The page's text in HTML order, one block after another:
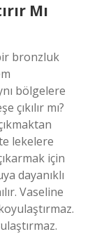
Mı
bronzluk
bölgelere
çıkılır mı?
lekelere
için
dayanıklı
Vaseline